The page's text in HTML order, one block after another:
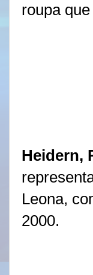
roupa
Heidern,
Leona,
2000.